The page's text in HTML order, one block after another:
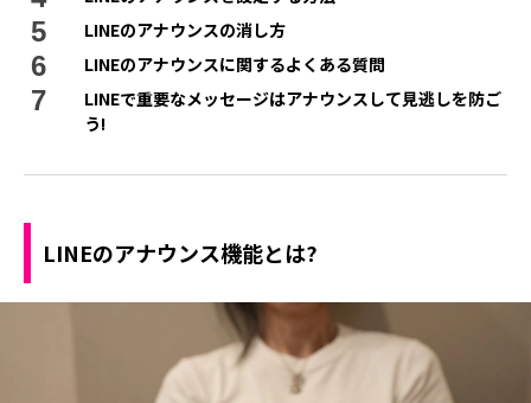
LINEのアナウンスの消し方
LINEのアナウンスに関するよくある質問
LINEで重要なメッセージはアナウンスして見逃しを防ご
う!
LINEのアナウンス機能とは?